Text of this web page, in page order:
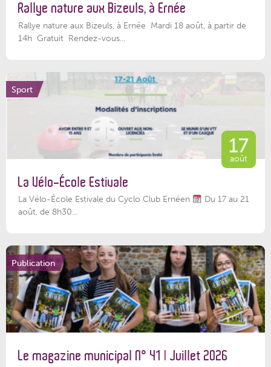
Rallye nature aux Bizeuls, à Ernée
Rallye nature aux Bizeuls, à Ernée Mardi 18 août, à partir de
14h Gratuit Rendez-vous...
Sport
17
août
La Vélo-École Estivale
La Vélo-École Estivale du Cyclo Club Ernéen
Du 17 au 21
août, de 8h30...
Publication
Le magazine municipal N° 41 | Juillet 2026